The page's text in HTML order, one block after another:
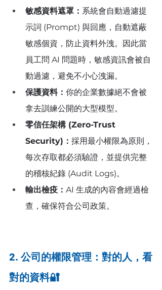
敏感資料遮罩： 系統會自動過濾提
示詞 (Prompt) 與回應，自動遮蔽
敏感個資，防止資料外洩。因此當
員工問 AI 問題時，敏感資訊會被自
動過濾，避免不小心洩漏。
保護資料： 你的企業數據絕不會被
拿去訓練公開的大型模型。
零信任架構 (Zero-Trust
Security)： 採用最小權限為原則，
每次存取都必須驗證，並提供完整
的稽核紀錄 (Audit Logs)。
輸出檢疫： AI 生成的內容會經過檢
查，確保符合公司政策。
2. 公司的權限管理：對的人，看
對的資料🔐